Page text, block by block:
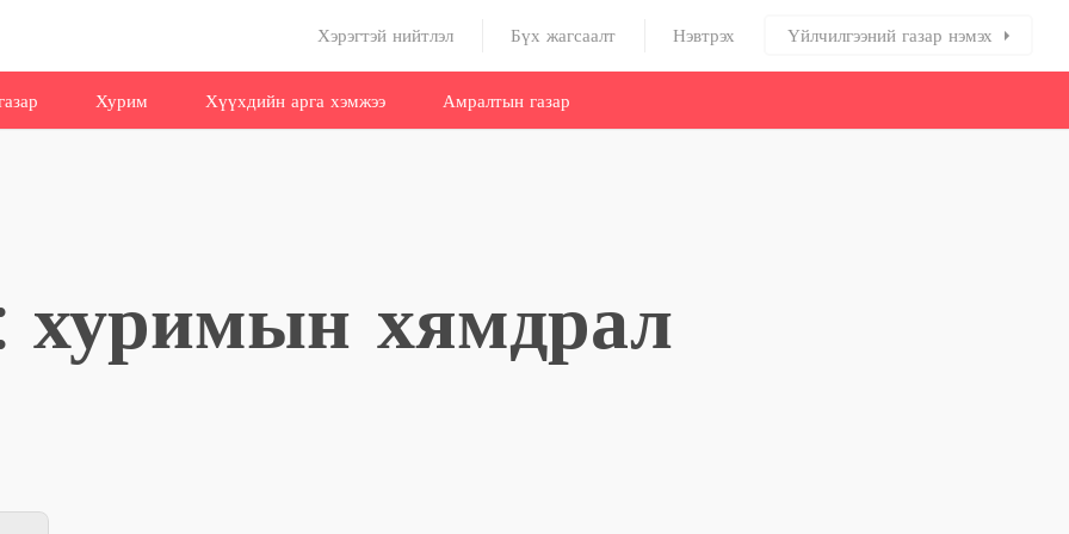
Хэрэгтэй нийтлэл Бүх жагсаалт Нэвтрэх Үйлчилгээний газар нэмэх
Хурим Хүүхдийн арга хэмжээ Амралтын газар
хуримын хямдрал